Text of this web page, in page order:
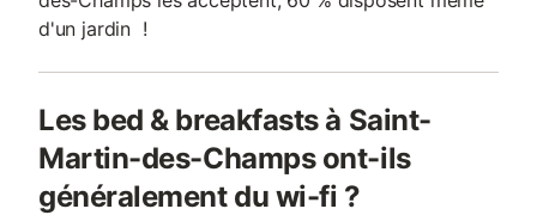
d'un jardin !
Les bed & breakfasts à Saint-
Martin-des-Champs ont-ils
généralement du wi-fi ?